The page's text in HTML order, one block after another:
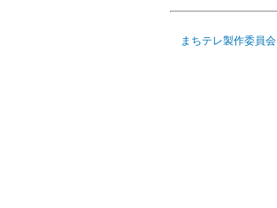
まちテレ製作委員会